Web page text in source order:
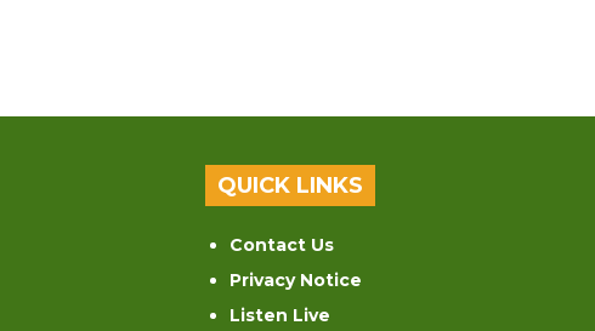
QUICK LINKS
Contact Us
Privacy Notice
Listen Live